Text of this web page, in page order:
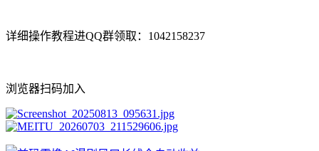
详细操作教程进QQ群领取：1042158237
浏览器扫码加入